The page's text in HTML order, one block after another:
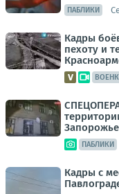
ПАБЛИКИ
Кадры
пехоту и
Запорожье
ПАБЛИКИ
Кадры с